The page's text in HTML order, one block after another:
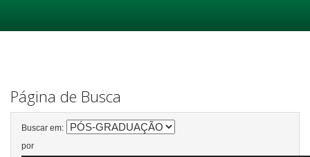
Página de Busca
Buscar em:
por